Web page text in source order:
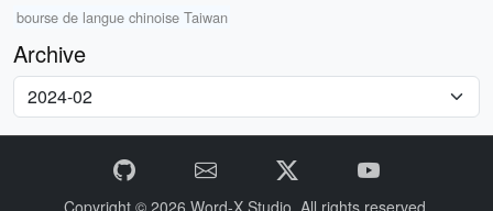
bourse de langue chinoise Taiwan
Archive
Copyright © 2026 Word-X Studio. All rights reserved.